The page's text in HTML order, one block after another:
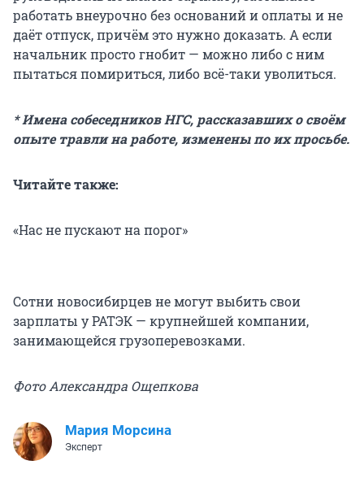
работать внеурочно без оснований и оплаты и не
даёт отпуск, причём это нужно доказать. А если
начальник просто гнобит — можно либо с ним
пытаться помириться, либо всё-таки уволиться.
* Имена собеседников НГС, рассказавших о своём
опыте травли на работе, изменены по их просьбе.
Читайте также:
«Нас не пускают на порог»
Сотни новосибирцев не могут выбить свои
зарплаты у РАТЭК — крупнейшей компании,
занимающейся грузоперевозками.
Фото Александра Ощепкова
Мария Морсина
Эксперт